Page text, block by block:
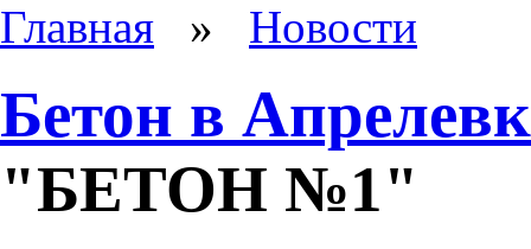
Главная » Новости
Бетон в
"БЕТОН №1"